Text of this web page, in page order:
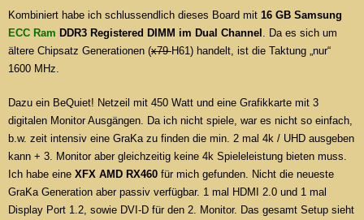
Kombiniert habe ich schlussendlich dieses Board mit 16 GB Samsung
ECC Ram DDR3 Registered DIMM im Dual Channel . Da es sich um
ältere Chipsatz Generationen (x79H61) handelt, ist die Taktung „nur“
1600 MHz.
Dazu ein BeQuiet! Netzeil mit 450 Watt und eine Grafikkarte mit 3
digitalen Monitor Ausgängen. Da ich nicht spiele, war es nicht so einfach,
b.w. zeit intensiv eine GraKa zu finden die min. 2 mal 4k / UHD ausgeben
kann + 3. Monitor aber gleichzeitig keine 4k Spieleleistung bieten muss.
Ich habe eine XFX AMD RX460 für mich gefunden. Nicht die neueste
GraKa Generation aber passiv verfügbar. 1 mal HDMI 2.0 und 1 mal
Display Port 1.2, sowie DVI-D für den 2. Monitor. Das gesamt Setup sieht